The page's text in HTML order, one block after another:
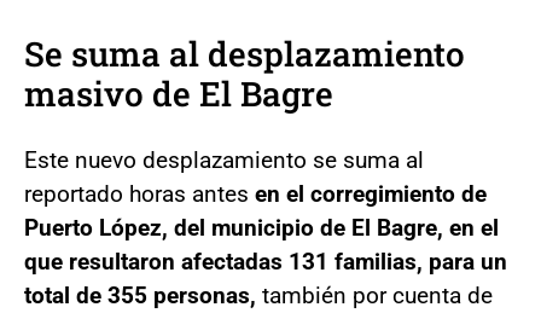
Se suma al desplazamiento
masivo de El Bagre
Este nuevo desplazamiento se suma al
reportado horas antes en el corregimiento de
Puerto López, del municipio de El Bagre, en el
que resultaron afectadas 131 familias, para un
total de 355 personas, también por cuenta de